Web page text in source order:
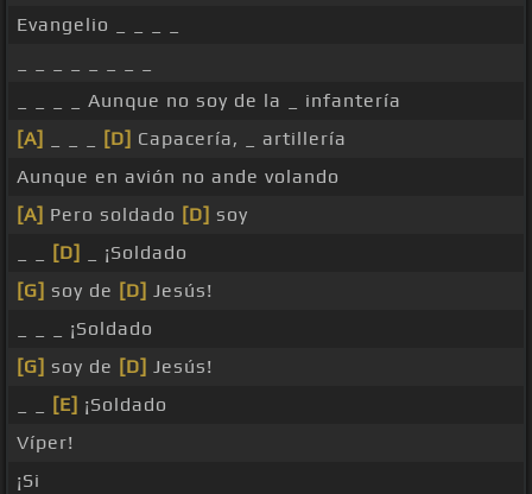
Evangelio _ _ _ _
_ _ _ _ Aunque no soy de la _ infantería
[A]
[D] Capacería, _ artillería
Aunque en avión no ande volando
[A] Pero soldado [D] soy
[D]
_ ¡Soldado
[G] soy de [D] Jesús!
_ _ _ ¡Soldado
[G] soy de [D] Jesús!
[E] ¡Soldado
Víper!
¡Si